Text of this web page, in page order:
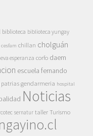
biblioteca biblioteca yungay
cesfam chillan cholguán
esperanza corfo daem
escuela fernando
patriasgendarmeria hospital
Noticias
sernatur taller Turismo